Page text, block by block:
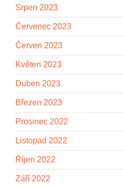
Srpen 2023
Červenec 2023
Červen 2023
Květen 2023
Duben 2023
Březen 2023
Prosinec 2022
Listopad 2022
Říjen 2022
Září 2022